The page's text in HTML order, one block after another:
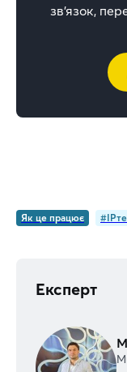
зв’язок,
Як це працює
Експерт